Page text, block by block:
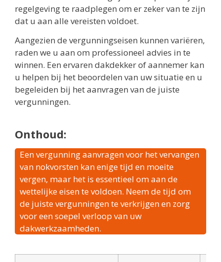
regelgeving te raadplegen om er zeker van te zijn
dat u aan alle vereisten voldoet.
Aangezien de vergunningseisen kunnen variëren,
raden we u aan om professioneel advies in te
winnen. Een ervaren dakdekker of aannemer kan
u helpen bij het beoordelen van uw situatie en u
begeleiden bij het aanvragen van de juiste
vergunningen.
Onthoud:
Een vergunning aanvragen voor het vervangen
van nokvorsten kan enige tijd en moeite
vergen, maar het is essentieel om aan de
wettelijke eisen te voldoen. Neem de tijd om
de juiste vergunningen te verkrijgen en zorg
voor een soepel verloop van uw
dakwerkzaamheden.